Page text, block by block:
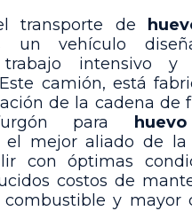
transporte de
vehículo
intensivo y
camión, está
de la cadena de
para
el mejor aliado de la
con óptimas
costos de
y mayor